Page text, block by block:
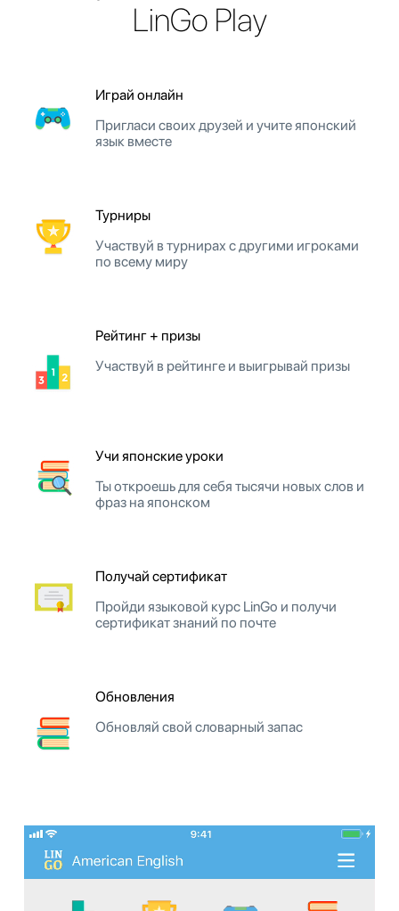
LinGo Play
Играй онлайн
Пригласи своих друзей и учите японский
язык вместе
Турниры
Участвуй в турнирах с другими игроками
по всему миру
Рейтинг + призы
Участвуй в рейтинге и выигрывай призы
Учи японские уроки
Ты откроешь для себя тысячи новых слов и
фраз на японском
Получай сертификат
Пройди языковой курс LinGo и получи
сертификат знаний по почте
Обновления
Обновляй свой словарный запас